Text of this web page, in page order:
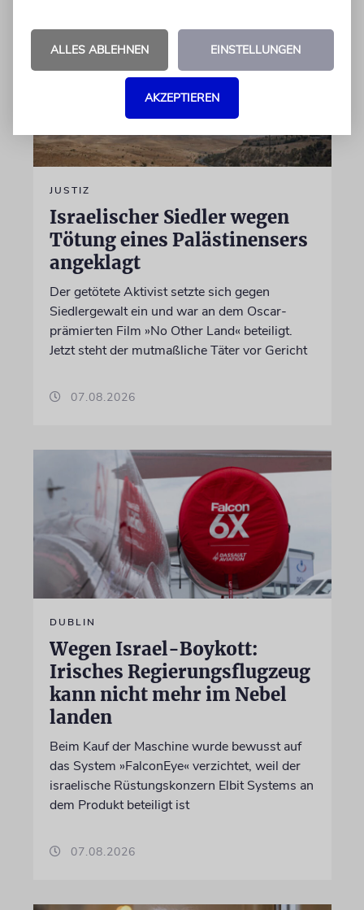
JUSTIZ
Israelischer Siedler wegen
Tötung eines Palästinensers
angeklagt
Der getötete Aktivist setzte sich gegen
Siedlergewalt ein und war an dem Oscar-
prämierten Film »No Other Land« beteiligt.
Jetzt steht der mutmaßliche Täter vor Gericht
07.08.2026
DUBLIN
Wegen Israel-Boykott:
Irisches Regierungsflugzeug
kann nicht mehr im Nebel
landen
Beim Kauf der Maschine wurde bewusst auf
das System »FalconEye« verzichtet, weil der
israelische Rüstungskonzern Elbit Systems an
dem Produkt beteiligt ist
07.08.2026
ALLES ABLEHNEN EINSTELLUNGEN
AKZEPTIEREN